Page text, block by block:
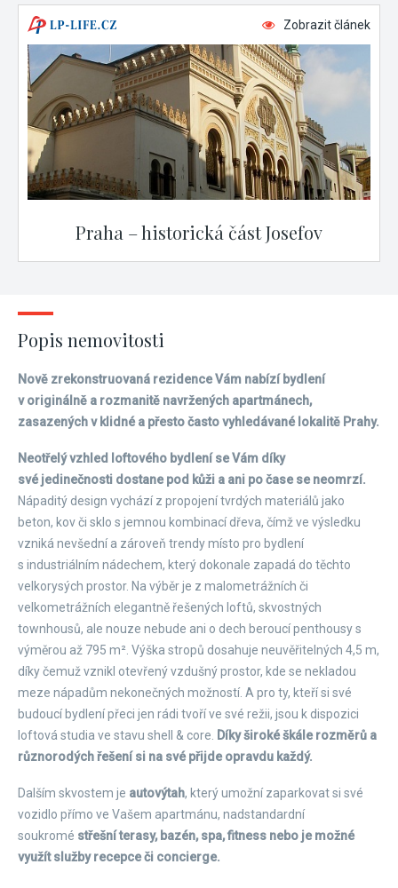
Zobrazit článek
Praha – historická část Josefov
Popis nemovitosti
Nově zrekonstruovaná rezidence Vám nabízí bydlení
v originálně a rozmanitě navržených apartmánech,
zasazených v klidné a přesto často vyhledávané lokalitě Prahy.
Neotřelý vzhled loftového bydlení se Vám díky
své jedinečnosti dostane pod kůži a ani po čase se neomrzí.
Nápaditý design vychází z propojení tvrdých materiálů jako
beton, kov či sklo s jemnou kombinací dřeva, čímž ve výsledku
vzniká nevšední a zároveň trendy místo pro bydlení
s industriálním nádechem, který dokonale zapadá do těchto
velkorysých prostor. Na výběr je z malometrážních či
velkometrážních elegantně řešených loftů, skvostných
townhousů, ale nouze nebude ani o dech beroucí penthousy s
výměrou až 795 m². Výška stropů dosahuje neuvěřitelných 4,5 m,
díky čemuž vznikl otevřený vzdušný prostor, kde se nekladou
meze nápadům nekonečných možností. A pro ty, kteří si své
budoucí bydlení přeci jen rádi tvoří ve své režii, jsou k dispozici
loftová studia ve stavu shell & core.
Díky široké škále rozměrů a
různorodých řešení si na své přijde opravdu každý.
Dalším skvostem je autovýtah, který umožní zaparkovat si své
vozidlo přímo ve Vašem apartmánu, nadstandardní
soukromé střešní terasy, bazén, spa, fitness nebo je možné
využít služby recepce či concierge.